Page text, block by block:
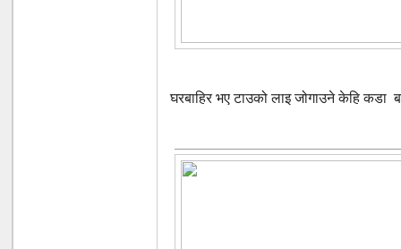
घरबाहिर भए टाउको लाइ जोगाउने केहि कडा